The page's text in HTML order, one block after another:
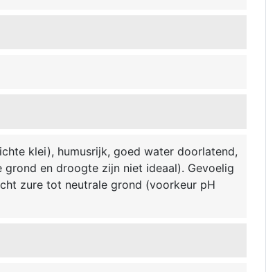
klei), humusrijk, goed water doorlatend,
en droogte zijn niet ideaal). Gevoelig
zure tot neutrale grond (voorkeur pH